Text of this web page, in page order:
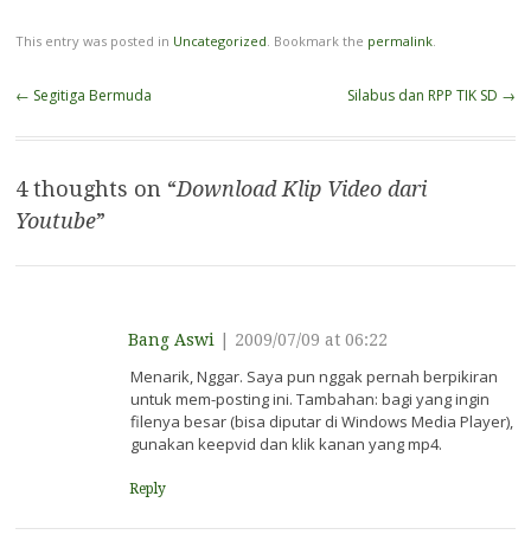
This entry was posted in Uncategorized. Bookmark the permalink.
Post
← Segitiga Bermuda Silabus dan RPP TIK SD →
4 thoughts on “Download Klip Video dari
Youtube”
Bang Aswi 2009/07/09 at 06:22
Menarik, Nggar. Saya pun nggak pernah berpikiran
untuk mem-posting ini. Tambahan: bagi yang ingin
filenya besar (bisa diputar di Windows Media Player),
gunakan keepvid dan klik kanan yang mp4.
Reply